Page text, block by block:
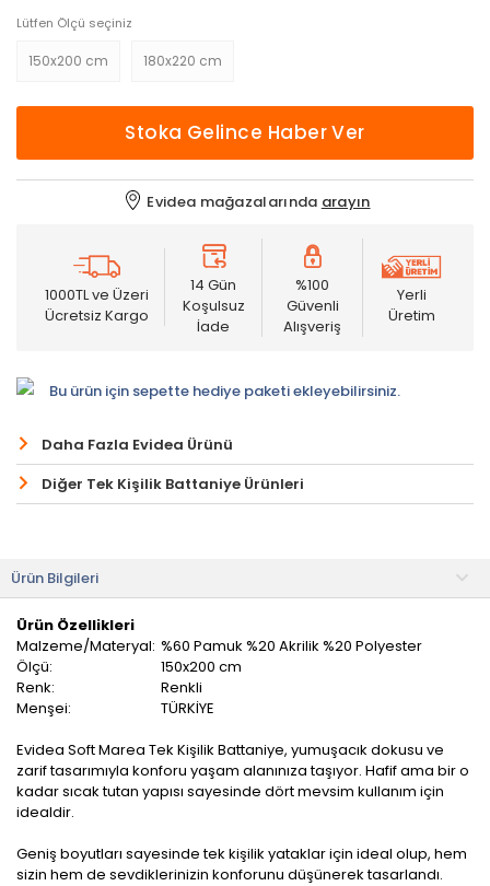
Lütfen Ölçü seçiniz
150x200 cm 180x220 cm
Stoka Gelince Haber Ver
Evidea mağazalarında arayın
1000TL ve Üzeri
Ücretsiz Kargo
14 Gün
Koşulsuz
İade
%100
Güvenli
Alışveriş
Yerli
Üretim
Bu ürün için sepette hediye paketi ekleyebilirsiniz.
Daha Fazla Evidea Ürünü
Diğer Tek Kişilik Battaniye Ürünleri
Ürün Bilgileri
Ürün Özellikleri
Malzeme/Materyal: %60 Pamuk %20 Akrilik %20 Polyester
Ölçü:
150x200 cm
Renk:
Renkli
Menşei:
TÜRKİYE
Evidea Soft Marea Tek Kişilik Battaniye, yumuşacık dokusu ve
zarif tasarımıyla konforu yaşam alanınıza taşıyor. Hafif ama bir o
kadar sıcak tutan yapısı sayesinde dört mevsim kullanım için
idealdir.
Geniş boyutları sayesinde tek kişilik yataklar için ideal olup, hem
sizin hem de sevdiklerinizin konforunu düşünerek tasarlandı.